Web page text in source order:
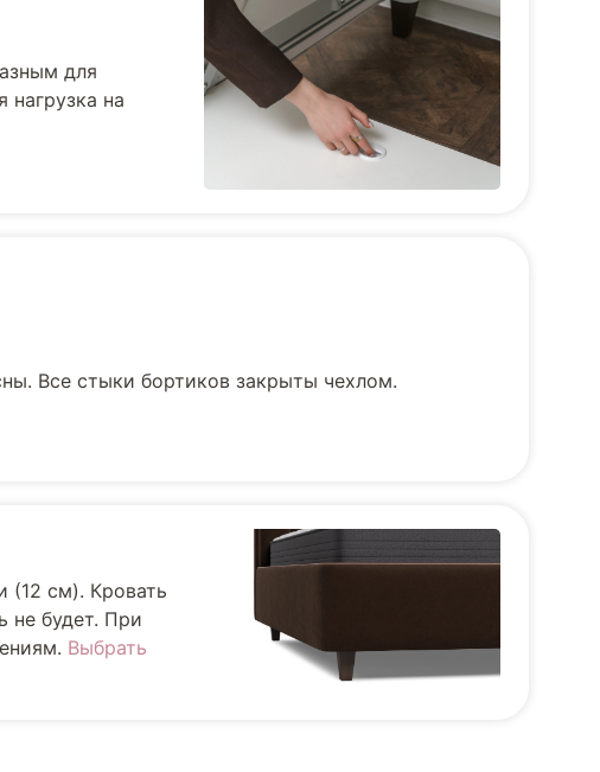
для
на
Все стыки бортиков закрыты чехлом.
(12 см). Кровать
не будет. При
Выбрать